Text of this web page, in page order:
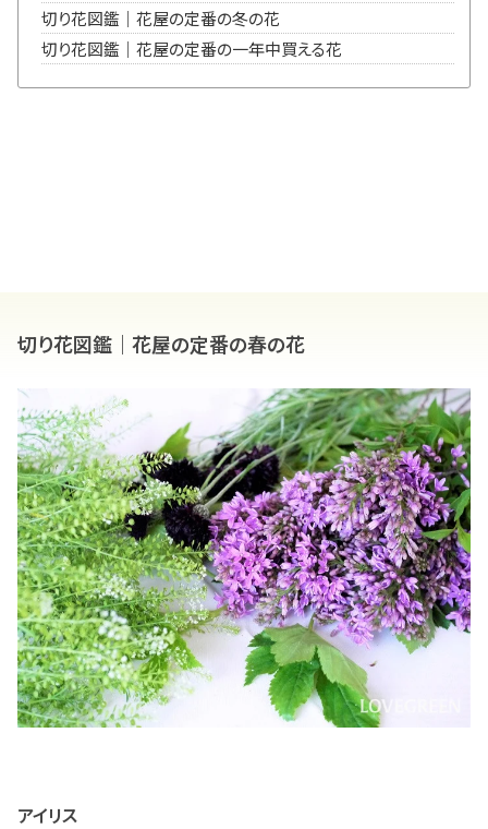
切り花図鑑｜花屋の定番の冬の花
切り花図鑑｜花屋の定番の一年中買える花
切り花図鑑｜花屋の定番の春の花
アイリス